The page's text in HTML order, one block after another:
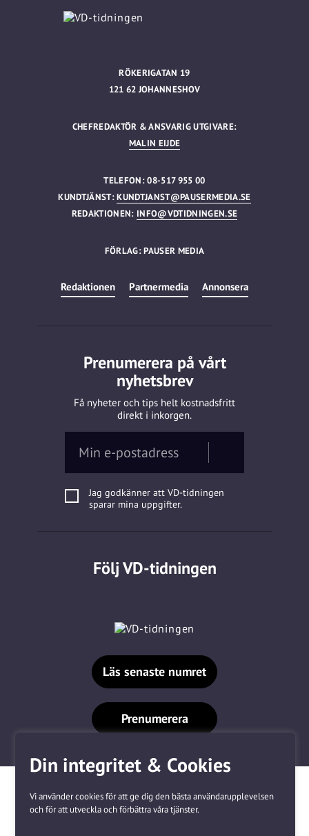
Din integritet & Cookies
Vi använder cookies för att ge dig den bästa användarupplevelsen
och för att utveckla och förbättra våra tjänster.
RÖKERIGATAN 19
121 62 JOHANNESHOV
CHEFREDAKTÖR & ANSVARIG UTGIVARE:
MALIN EIJDE
TELEFON: 08-517 955 00
KUNDTJÄNST:KUNDTJANST@PAUSERMEDIA.SE
REDAKTIONEN: INFO@VDTIDNINGEN.SE
FÖRLAG: PAUSER MEDIA
Redaktionen Partnermedia Annonsera
Prenumerera på vårt
nyhetsbrev
Få nyheter och tips helt kostnadsfritt
direkt i inkorgen.
Jag godkänner att VD-tidningen
sparar mina uppgifter.
Följ VD-tidningen
Läs senaste numret
Prenumerera